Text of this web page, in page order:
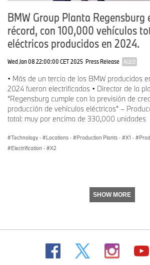
BMW Group Planta Regensburg
récord, con 100,000 vehículos
eléctricos producidos en 2024.
Wed Jan 08 22:00:00 CET 2025 Press Release AGED
• Más de un tercio de los BMW producidos
2024 fueron electrificados • Director de la
“Regensburg cumple con la previsión de
producción de vehículos eléctricos” –
total: muy por encima de 330,000 unidades
Technology · Locations · Production Plants · X1 ·
Electrification · X2
SHOW MORE